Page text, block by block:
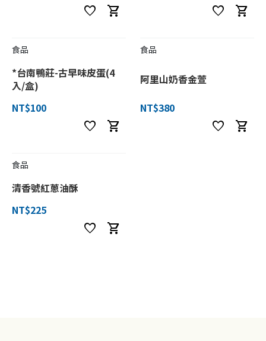
favorite shopping_cart favorite shopping_cart
食品
*台南鴨莊-古早味皮蛋(4
入/盒)
NT$100
favorite shopping_cart
食品
阿里山奶香金萱
NT$380
favorite shopping_cart
食品
清香號紅蔥油酥
NT$225
favorite shopping_cart